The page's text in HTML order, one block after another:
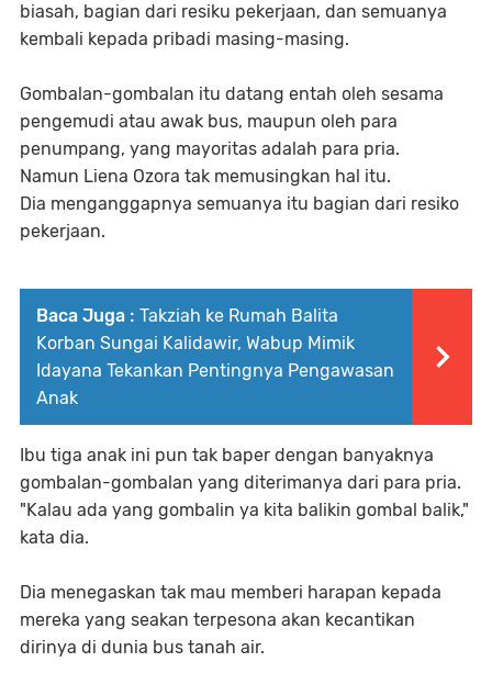
biasah, bagian dari resiku pekerjaan, dan semuanya
kembali kepada pribadi masing-masing.
Gombalan-gombalan itu datang entah oleh sesama
pengemudi atau awak bus, maupun oleh para
penumpang, yang mayoritas adalah para pria.
Namun Liena Ozora tak memusingkan hal itu.
Dia menganggapnya semuanya itu bagian dari resiko
pekerjaan.
Baca Juga : Takziah ke Rumah Balita
Korban Sungai Kalidawir, Wabup Mimik
Idayana Tekankan Pentingnya Pengawasan
Anak
Ibu tiga anak ini pun tak baper dengan banyaknya
gombalan-gombalan yang diterimanya dari para pria.
"Kalau ada yang gombalin ya kita balikin gombal balik,"
kata dia.
Dia menegaskan tak mau memberi harapan kepada
mereka yang seakan terpesona akan kecantikan
dirinya di dunia bus tanah air.